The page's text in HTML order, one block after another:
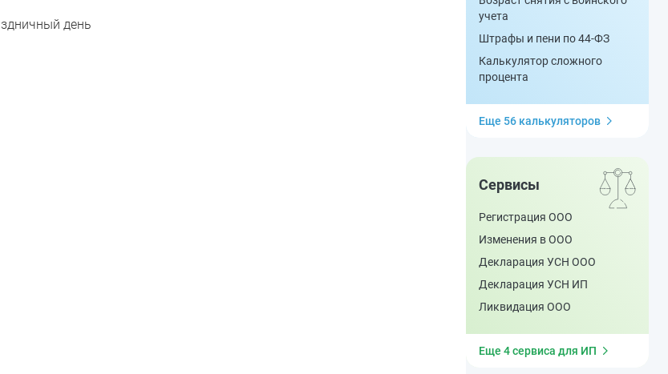
день
учета
Штрафы и пени по 44-ФЗ
Калькулятор сложного
процента
Еще 56 калькуляторов
Сервисы
Регистрация ООО
Изменения в ООО
Декларация УСН ООО
Декларация УСН ИП
Ликвидация ООО
Еще 4 сервиса для ИП